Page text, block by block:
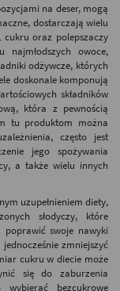
na deser, mogą
dostarczają wielu
cukru oraz polepszaczy
owoce,
odżywcze, których
doskonale komponują
składników
która z pewnością
tu produktom można
często jest
jego spożywania
a także wielu innych
uzupełnieniem diety,
słodyczy, które
poprawić swoje nawyki
zmniejszyć
cukru w diecie może
się do zaburzenia
wybierać bezcukrowe